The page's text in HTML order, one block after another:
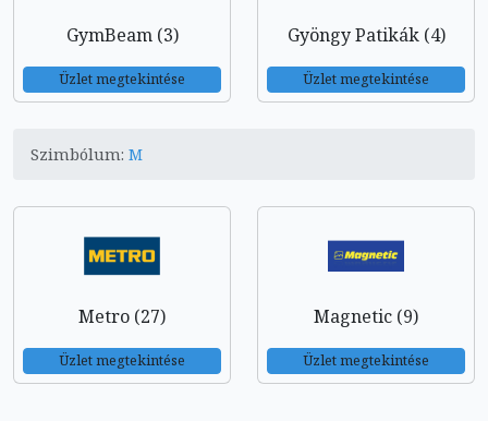
GymBeam (3)
Üzlet megtekintése
Gyöngy Patikák (4)
Üzlet megtekintése
Szimbólum: M
Metro (27)
Üzlet megtekintése
Magnetic (9)
Üzlet megtekintése